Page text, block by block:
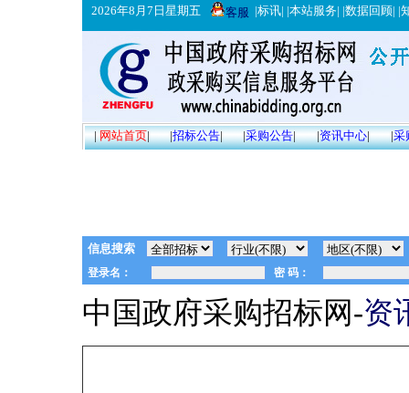
2026年8月7日星期五 客服 |标讯| |本站服务| |数据回顾| |
|网站首页| |招标公告| |采购公告| |资讯中心| |采
信息搜索
中国政府采购招标网-资